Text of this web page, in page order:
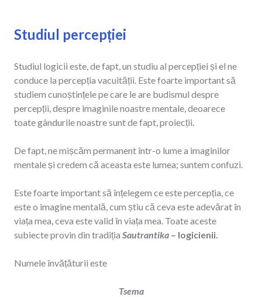
Studiul percepției
Studiul logicii este, de fapt, un studiu al percepției și el ne
conduce la percepția vacuității. Este foarte important să
studiem cunoștințele pe care le are budismul despre
percepții, despre imaginile noastre mentale, deoarece
toate gândurile noastre sunt de fapt, proiecții.
De fapt, ne mișcăm permanent într-o lume a imaginilor
mentale și credem că aceasta este lumea; suntem confuzi.
Este foarte important să înțelegem ce este percepția, ce
este o imagine mentală, cum știu că ceva este adevărat în
viața mea, ceva este valid în viața mea. Toate aceste
subiecte provin din tradiția Sautrantika – logicienii.
Numele învățăturii este
Tsema